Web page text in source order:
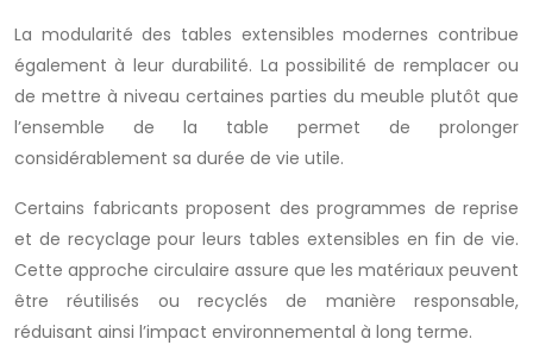
La modularité des tables extensibles modernes contribue
également à leur durabilité. La possibilité de remplacer ou
de mettre à niveau certaines parties du meuble plutôt que
l’ensemble de la table permet de prolonger
considérablement sa durée de vie utile.
Certains fabricants proposent des programmes de reprise
et de recyclage pour leurs tables extensibles en fin de vie.
Cette approche circulaire assure que les matériaux peuvent
être réutilisés ou recyclés de manière responsable,
réduisant ainsi l’impact environnemental à long terme.